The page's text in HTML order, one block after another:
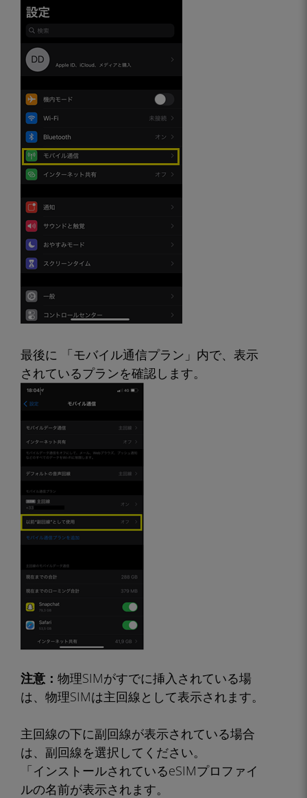
最後に 「モバイル通信プラン」内で、表示
されているプランを確認します。
注意： 物理SIMがすでに挿入されている場
は、物理SIMは主回線として表示されます。
主回線の下に副回線が表示されている場合
は、副回線を選択してください。
「インストールされているeSIMプロファイ
ルの名前が表示されます。